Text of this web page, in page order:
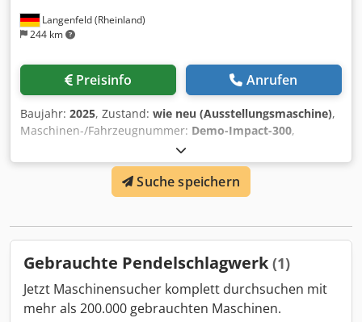
Langenfeld (Rheinland)
244 km
Preisinfo Anrufen
Baujahr: 2025, Zustand: wie neu (Ausstellungsmaschine),
Maschinen-/Fahrzeugnummer: Demo-Impact-300,
Pendelschlagwerk mit motorischem Hammerhub und
Schutzeinhausung. - Prüfeinrichtung für Prüfungen nach
CHARPY ISO148 (EN10045) - potentielle Energie: 300 Joule -
Alternative Modelle: 150 / 300 / 450 / 600 / 750 J. -
DAkkS-Kalibrierung Gewährleistung 24 Monate -
Dkjdeptcwjpfx Ai Ujr
Suche speichern
Gebrauchte Pendelschlagwerk (1)
Jetzt Maschinensucher komplett durchsuchen mit
mehr als 200.000 gebrauchten Maschinen.